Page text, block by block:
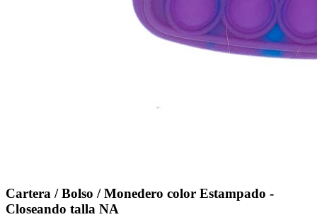
Cartera / Bolso / Monedero color Estampado -
Closeando talla NA